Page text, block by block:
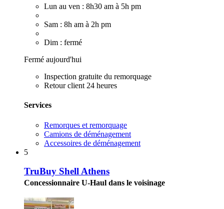
Lun au ven : 8h30 am à 5h pm
Sam : 8h am à 2h pm
Dim : fermé
Fermé aujourd'hui
Inspection gratuite du remorquage
Retour client 24 heures
Services
Remorques et remorquage
Camions de déménagement
Accessoires de déménagement
5
TruBuy Shell Athens
Concessionnaire U-Haul dans le voisinage